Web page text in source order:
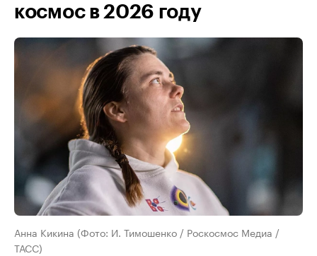
космос в 2026 году
Анна Кикина (Фото: И. Тимошенко / Роскосмос Медиа /
ТАСС)